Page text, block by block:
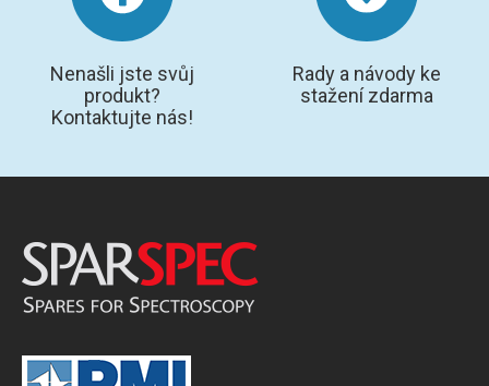
Nenašli jste svůj
produkt?
Kontaktujte nás!
Rady a návody ke
stažení zdarma